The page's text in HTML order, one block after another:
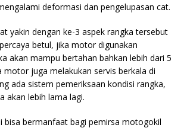
deformasi dan pengelupasan cat.
yakin dengan ke-3 aspek rangka tersebut
betul, jika motor digunakan
akan mampu bertahan bahkan lebih dari 5
motor juga melakukan servis berkala di
ada sistem pemeriksaan kondisi rangka,
akan lebih lama lagi.
bisa bermanfaat bagi pemirsa motogokil